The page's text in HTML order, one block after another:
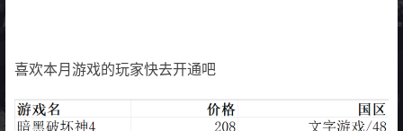
喜欢本月游戏的玩家快去开通吧